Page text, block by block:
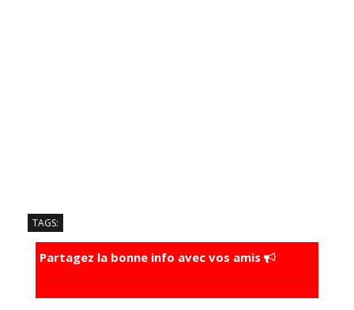
TAGS:
Partagez la bonne info avec vos amis